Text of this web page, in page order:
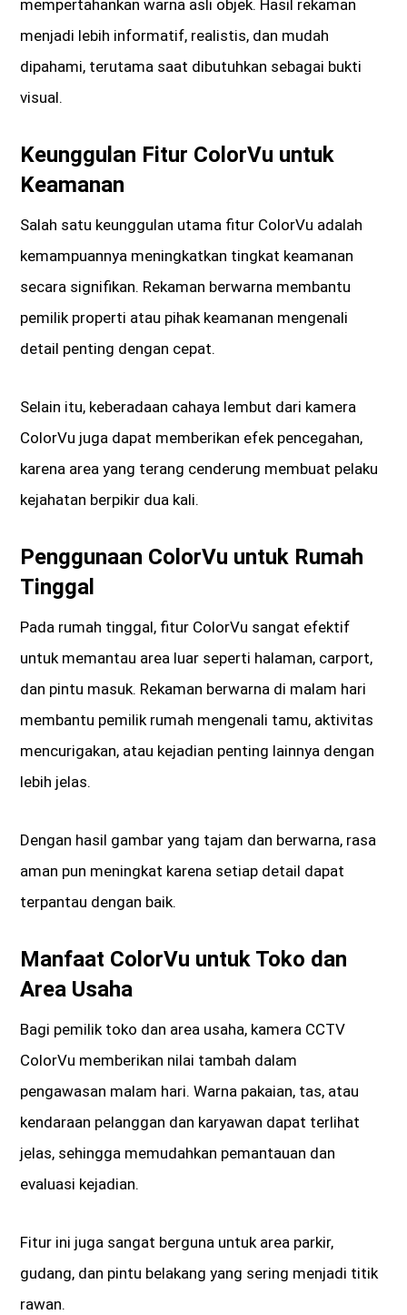
mempertahankan warna asli objek. Hasil rekaman
menjadi lebih informatif, realistis, dan mudah
dipahami, terutama saat dibutuhkan sebagai bukti
visual.
Keunggulan Fitur ColorVu untuk
Keamanan
Salah satu keunggulan utama fitur ColorVu adalah
kemampuannya meningkatkan tingkat keamanan
secara signifikan. Rekaman berwarna membantu
pemilik properti atau pihak keamanan mengenali
detail penting dengan cepat.
Selain itu, keberadaan cahaya lembut dari kamera
ColorVu juga dapat memberikan efek pencegahan,
karena area yang terang cenderung membuat pelaku
kejahatan berpikir dua kali.
Penggunaan ColorVu untuk Rumah
Tinggal
Pada rumah tinggal, fitur ColorVu sangat efektif
untuk memantau area luar seperti halaman, carport,
dan pintu masuk. Rekaman berwarna di malam hari
membantu pemilik rumah mengenali tamu, aktivitas
mencurigakan, atau kejadian penting lainnya dengan
lebih jelas.
Dengan hasil gambar yang tajam dan berwarna, rasa
aman pun meningkat karena setiap detail dapat
terpantau dengan baik.
Manfaat ColorVu untuk Toko dan
Area Usaha
Bagi pemilik toko dan area usaha, kamera CCTV
ColorVu memberikan nilai tambah dalam
pengawasan malam hari. Warna pakaian, tas, atau
kendaraan pelanggan dan karyawan dapat terlihat
jelas, sehingga memudahkan pemantauan dan
evaluasi kejadian.
Fitur ini juga sangat berguna untuk area parkir,
gudang, dan pintu belakang yang sering menjadi titik
rawan.